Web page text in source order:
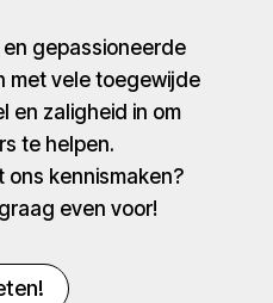
gepassioneerde
met vele toegewijde
en zaligheid in om
te helpen.
ons kennismaken?
even voor!